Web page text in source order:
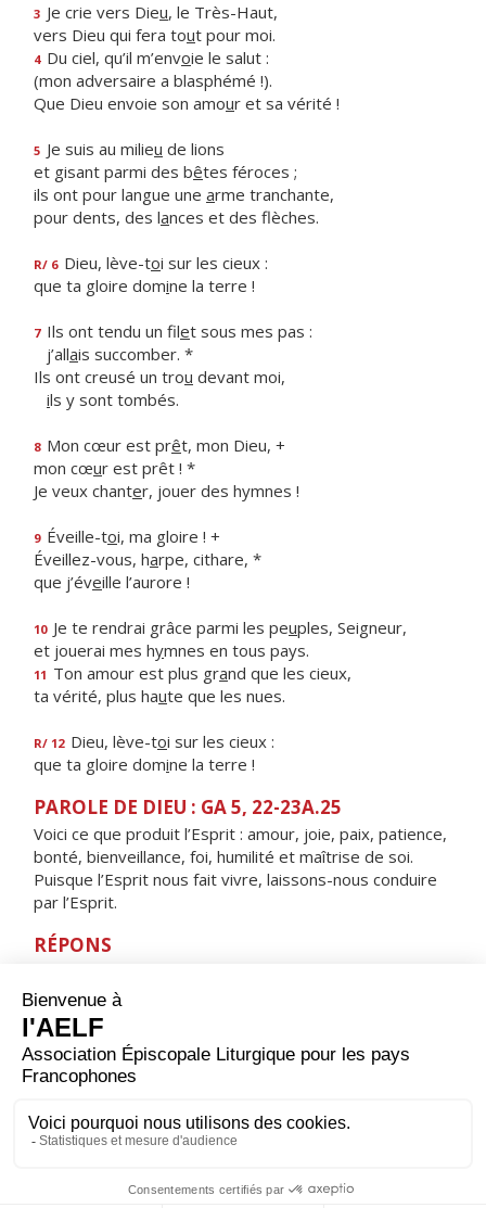
3 Je crie vers Dieu, le Très-Haut,
vers Dieu qui fera tout pour moi.
4 Du ciel, qu’il m’envoie le salut :
(mon adversaire a blasphémé !).
Que Dieu envoie son amour et sa vérité !
5 Je suis au milieu de lions
et gisant parmi des bêtes féroces ;
ils ont pour langue une arme tranchante,
pour dents, des lances et des flèches.
R/ 6 Dieu, lève-toi sur les cieux :
que ta gloire domine la terre !
7 Ils ont tendu un filet sous mes pas :
j’allais succomber. *
Ils ont creusé un trou devant moi,
ils y sont tombés.
8 Mon cœur est prêt, mon Dieu, +
mon cœur est prêt ! *
Je veux chanter, jouer des hymnes !
9 Éveille-toi, ma gloire ! +
Éveillez-vous, harpe, cithare, *
que j’éveille l’aurore !
10 Je te rendrai grâce parmi les peuples, Seigneur,
et jouerai mes hymnes en tous pays.
11 Ton amour est plus grand que les cieux,
ta vérité, plus haute que les nues.
R/ 12 Dieu, lève-toi sur les cieux :
que ta gloire domine la terre !
PAROLE DE DIEU : GA 5, 22-23A.25
Voici ce que produit l’Esprit : amour, joie, paix, patience,
bonté, bienveillance, foi, humilité et maîtrise de soi.
Puisque l’Esprit nous fait vivre, laissons-nous conduire
par l’Esprit.
RÉPONS
qu'il me guide en un pays de plaines.
ORAISON
Nous en appelons à toi, Seigneur, toi qui conduis ta
créature humaine à travers les conflits de ce monde :
que tous les hommes puissent vivre heureux et te